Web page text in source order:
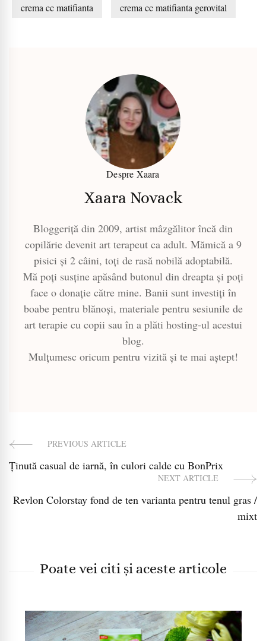
crema cc matifianta crema cc matifianta gerovital
Despre Xaara
Xaara Novack
Bloggeriță din 2009, artist mâzgălitor încă din
copilărie devenit art terapeut ca adult. Mămică a 9
pisici și 2 câini, toți de rasă nobilă adoptabilă.
Mă poți susține apăsând butonul din dreapta și poți
face o donație către mine. Banii sunt investiți în
boabe pentru blănoși, materiale pentru sesiunile de
art terapie cu copii sau în a plăti hosting-ul acestui
blog.
Mulțumesc oricum pentru vizită și te mai aștept!
PostPREVIOUS ARTICLE
Ținută casual de iarnă, în culori calde cu BonPrix
NEXT ARTICLE
Revlon Colorstay fond de ten varianta pentru tenul gras /
mixt
Poate vei citi și aceste articole